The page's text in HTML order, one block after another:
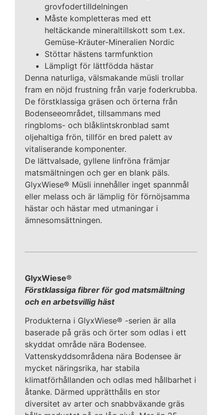
grovfodertilldelningen
Måste kompletteras med ett
heltäckande mineraltillskott som t.ex.
Gemüse-Kräuter-Mineralien Nordic
Stöttar hästens tarmfunktion
Lämpligt för lättfödda hästar
Denna naturliga, välsmakande müsli trollar
fram en nöjd frustning från varje foderkrubba.
De förstklassiga gräsen och örterna från
Bodensee­området, tillsammans med
ringbloms- och blåklintskronblad samt
oljehaltiga frön, tillför en bred palett av
vitaliserande komponenter.
De lättvalsade, gyllene linfröna främjar
matsmältningen och ger en blank päls.
GlyxWiese® Müsli innehåller inget spannmål
eller melass och är lämplig för förnöjsamma
hästar och hästar med utmaningar i
ämnesomsättningen.
GlyxWiese®
Förstklassiga fibrer för god matsmältning
och en arbetsvillig häst
Produkterna i GlyxWiese® -serien är alla
baserade på gräs och örter som odlas i ett
skyddat område nära Bodensee.
Vattenskyddsområdena nära Bodensee är
mycket näringsrika, har stabila
klimatförhållanden och odlas med hållbarhet i
åtanke. Därmed upprätthålls en stor
diversitet av arter och snabbväxande gräs